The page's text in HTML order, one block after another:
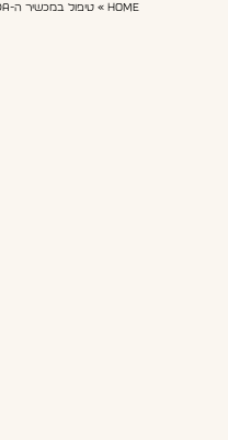
Home
» טיפול במכשיר ה-ONDA